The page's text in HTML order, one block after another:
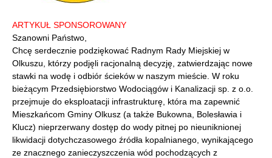
ARTYKUŁ SPONSOROWANY
Szanowni Państwo,
Chcę serdecznie podziękować Radnym Rady Miejskiej w
Olkuszu, którzy podjęli racjonalną decyzję, zatwierdzając nowe
stawki na wodę i odbiór ścieków w naszym mieście. W roku
bieżącym Przedsiębiorstwo Wodociągów i Kanalizacji sp. z o.o.
przejmuje do eksploatacji infrastrukturę, która ma zapewnić
Mieszkańcom Gminy Olkusz (a także Bukowna, Bolesławia i
Klucz) nieprzerwany dostęp do wody pitnej po nieuniknionej
likwidacji dotychczasowego źródła kopalnianego, wynikającego
ze znacznego zanieczyszczenia wód pochodzących z